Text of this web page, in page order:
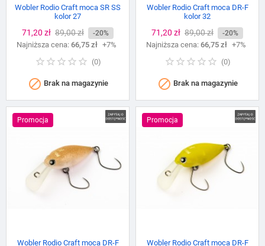
Wobler Rodio Craft moca SR SS
kolor 27
Cena
71,20 zł Cena
podstawowa
89,00 zł -20%
Najniższa cena: 66,75 zł +7%
(0)
 Brak na magazynie
Wobler Rodio Craft moca DR-F
kolor 32
Cena
71,20 zł Cena
podstawowa
89,00 zł -20%
Najniższa cena: 66,75 zł +7%
(0)
 Brak na magazynie
Promocja
Wobler Rodio Craft moca DR-F
Promocja
Wobler Rodio Craft moca DR-F